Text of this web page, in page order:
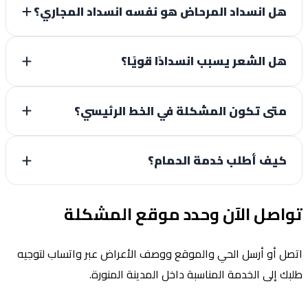
هل انسداد المرحاض هو نفسه انسداد المجاري؟
هل الشعر يسبب انسدادًا قويًا؟
متى تكون المشكلة في الخط الرئيسي؟
كيف أطلب خدمة الحمام؟
الآن وحدد موقع المشكلة
أو أرسل الحي والموقع ووصف الأعراض عبر واتساب لتوجيه
إلى الخدمة المناسبة داخل المدينة المنورة.